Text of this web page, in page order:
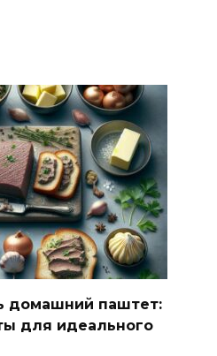
домашний паштет:
для идеального